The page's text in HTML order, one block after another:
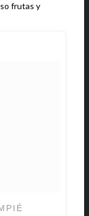
frutas y